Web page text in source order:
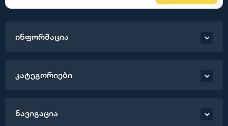
ინფორმაცია
კატეგორიები
ნავიგაცია